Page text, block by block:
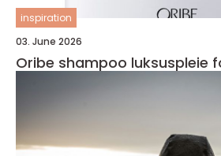
inspiration
03. June 2026
Oribe shampoo